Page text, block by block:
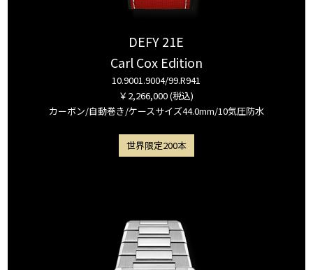
DEFY 21E
Carl Cox Edition
10.9001.9004/99.R941
￥2,266,000 (税込)
カーボン/自動巻き/ケースサイズ44.0mm/10気圧防水
世界限定200本